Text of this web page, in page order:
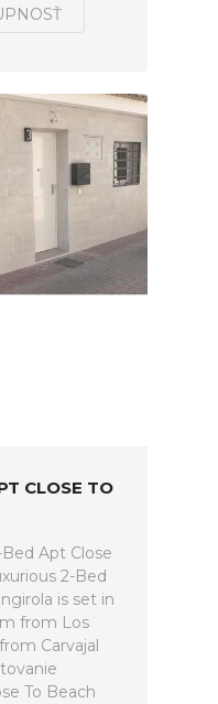
CLOSE TO
Apt Close
2-Bed
is set in
from Los
Carvajal
To Beach